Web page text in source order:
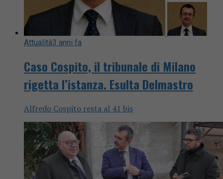
Attualità3 anni fa
Caso Cospito, il tribunale di Milano
rigetta l’istanza. Esulta Delmastro
Alfredo Cospito resta al 41 bis